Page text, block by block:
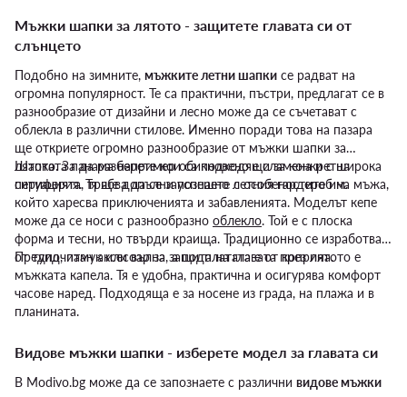
Мъжки шапки за лятото - защитете главата си от
слънцето
Подобно на зимните, мъжките летни шапки се радват на
огромна популярност. Те са практични, пъстри, предлагат се в
разнообразие от дизайни и лесно може да се съчетават с
облекла в различни стилове. Именно поради това на пазара
ще откриете огромно разнообразие от мъжки шапки за
лятото. За да разберете кои са подходящи за конкретна
ситуацията, трябва да се запознаете с особеностите им.
Шапката панама например обикновено е сламена и с широка
периферия. Тя ще допълни успешно летния гардероб на мъжа,
който харесва приключенията и забавленията. Моделът кепе
може да се носи с разнообразно облекло. Той е с плоска
форма и тесни, но твърди краища. Традиционно се изработва
от туид, памук или вълна, а подплатата е от коприна.
Предпочитан аксесоар за защита на главата през лятото е
мъжката капела. Тя е удобна, практична и осигурява комфорт
часове наред. Подходяща е за носене из града, на плажа и в
планината.
Видове мъжки шапки - изберете модел за главата си
В Modivo.bg може да се запознаете с различни видове мъжки